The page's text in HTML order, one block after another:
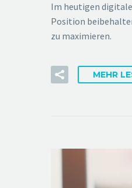
Im heutigen
Position
zu maximieren.
MEHR